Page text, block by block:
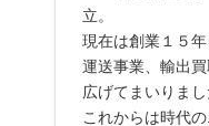
立。
現在は創業１５年
運送事業、輸出
広げてまいりまし
これからは時代